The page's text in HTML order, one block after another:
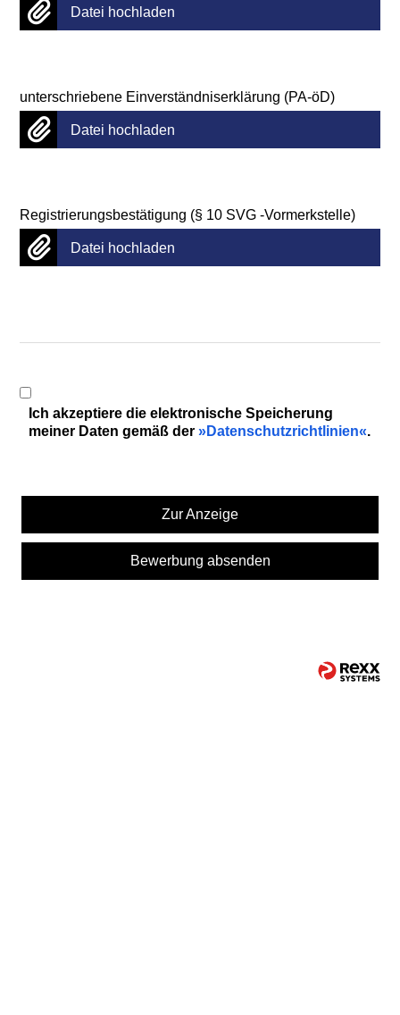
Datei hochladen
unterschriebene Einverständniserklärung (PA-öD)
Datei hochladen
Registrierungsbestätigung (§ 10 SVG -Vormerkstelle)
Datei hochladen
Ich akzeptiere die elektronische Speicherung
meiner Daten gemäß der
Datenschutzrichtlinien .
Zur Anzeige
Bewerbung absenden